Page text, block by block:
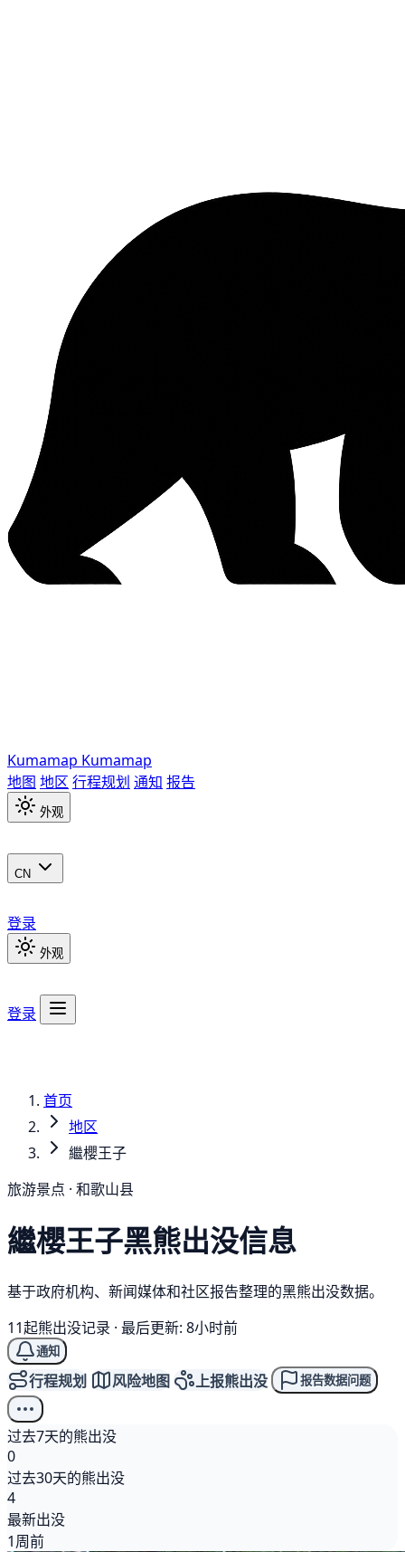
Kumamap Kumamap
地图 地区 行程规划 通知 报告
外观
CN
登录
外观
登录
首页
地区
繼櫻王子
旅游景点 · 和歌山县
繼櫻王子黑熊出没信息
基于政府机构、新闻媒体和社区报告整理的黑熊出没数据。
11起熊出没记录 · 最后更新: 8小时前
通知
行程规划 风险地图 上报熊出没 报告数据问题
过去7天的熊出没
0
过去30天的熊出没
4
最新出没
1周前